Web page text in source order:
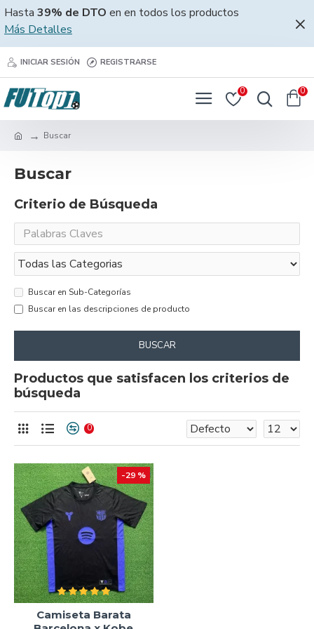
Hasta 39% de DTO en en todos los productos
Más Detalles
INICIAR SESIÓN REGISTRARSE
0 0
Buscar
Buscar
Criterio de Búsqueda
Buscar en Sub-Categorías
Buscar en las descripciones de producto
BUSCAR
Productos que satisfacen los criterios de
búsqueda
0
-29 %
Camiseta Barata